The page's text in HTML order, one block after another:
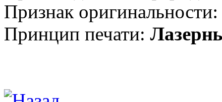
Признак оригинальности:
Принцип печати: